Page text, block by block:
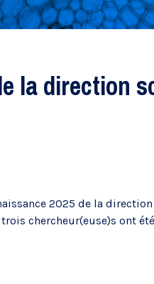
la direction
2025 de la direction
chercheur(euse)s ont